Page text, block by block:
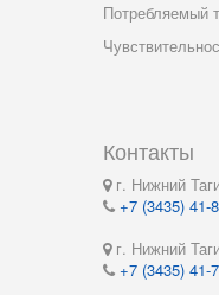
Потребляемый
Контакты
г. Нижний
+7 (3435) 41-
г. Нижний
+7 (3435) 41-